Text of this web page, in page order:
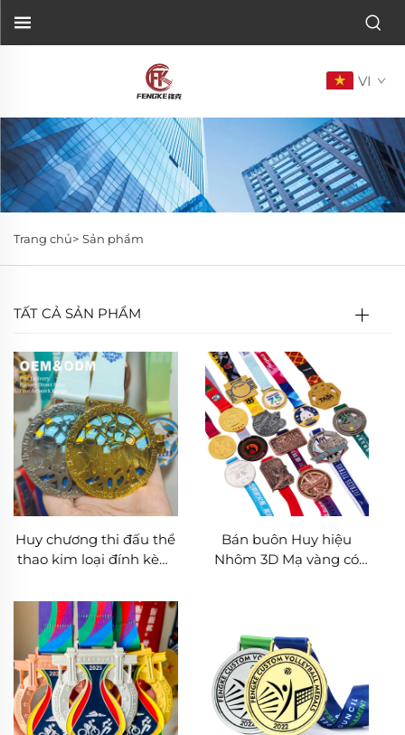
VI
Trang chủ> Sản phẩm
TẤT CẢ SẢN PHẨM
Huy chương thi đấu thể
thao kim loại đính kèm
thi marathon, bóng đá,
bơi lội
Bán buôn Huy hiệu
Nhôm 3D Mạ vàng có